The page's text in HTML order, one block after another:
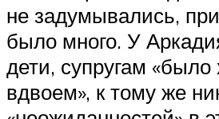
не задумывались,
было много. У
дети, супругам
вдвоем», к тому же